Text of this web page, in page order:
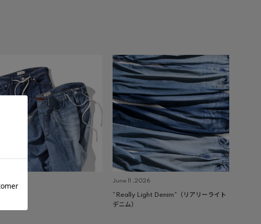
June 11 ,2026
“Really Light Denim”（リアリーライト
デニム）